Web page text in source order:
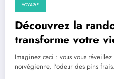
26 mars 2025
VOYAGE
Découvrez la
transforme votre
Imaginez ceci : vous vous
norvégienne, l'odeur des pins